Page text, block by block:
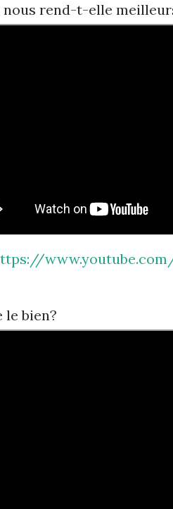
nous rend-t-elle
https://
le bien?